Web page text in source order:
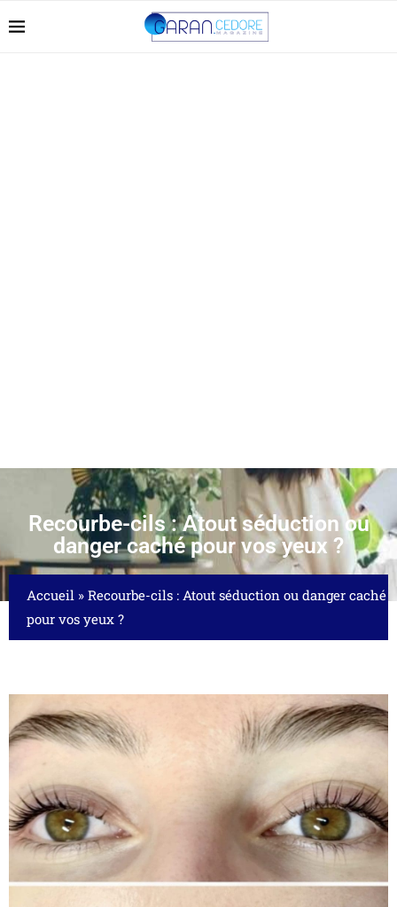
Recourbe-cils : Atout séduction ou
danger caché pour vos yeux ?
Accueil » Recourbe-cils : Atout séduction ou danger caché
pour vos yeux ?